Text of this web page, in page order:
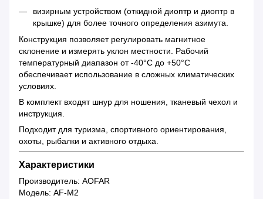
визирным устройством (откидной диоптр и диоптр в
крышке) для более точного определения азимута.
Конструкция позволяет регулировать магнитное
склонение и измерять уклон местности. Рабочий
температурный диапазон от -40°C до +50°C
обеспечивает использование в сложных климатических
условиях.
В комплект входят шнур для ношения, тканевый чехол и
инструкция.
Подходит для туризма, спортивного ориентирования,
охоты, рыбалки и активного отдыха.
Характеристики
Производитель: AOFAR
Модель: AF-M2